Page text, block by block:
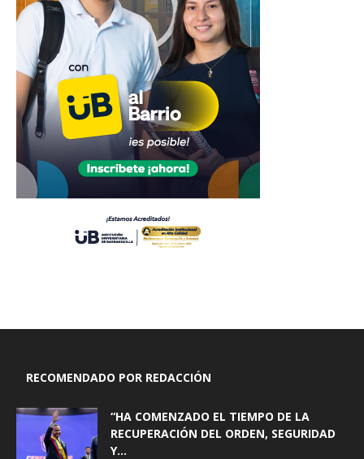
RECOMENDADO POR REDACCIÓN
“HA COMENZADO EL TIEMPO DE LA
RECUPERACIÓN DEL ORDEN, SEGURIDAD
Y...